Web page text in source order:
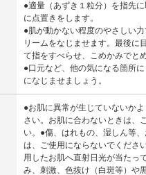
●適量（あずき１粒分）を指先
に点置きをします。
●肌が動かない程度のやさしい
リームをなじませます。最後に
て指をすべらせ、こめかみでとめ
●口元など、他の気になる箇所
になじませましょう。
●お肌に異常が生じていないか
さい。お肌に合わないときは、
い。●傷、はれもの、湿しん等
は、ご使用にならないでくださ
用したお肌へ直射日光が当たっ
み、刺激、色抜け（白斑等）や